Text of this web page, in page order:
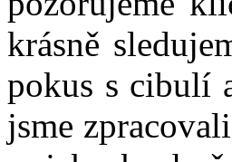
krásně
pokus s cibulí
jsme